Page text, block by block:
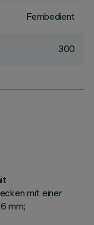
Fernbedient
300
mit einer
mm;